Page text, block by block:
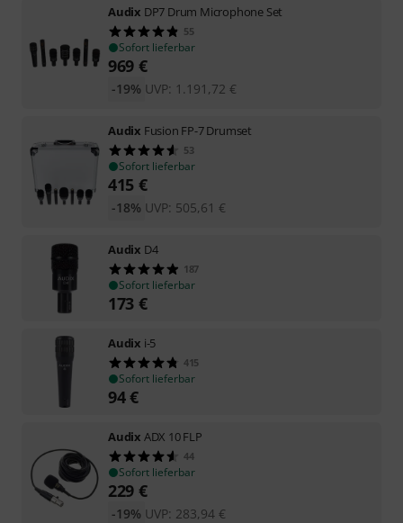
Audix DP7 Drum Microphone Set
55
Sofort lieferbar
969 €
UVP: 1.191,72 €
-19%
Audix Fusion FP-7 Drumset
53
Sofort lieferbar
415 €
UVP: 505,61 €
-18%
Audix D4
187
Sofort lieferbar
173 €
Audix i-5
415
Sofort lieferbar
94€
Audix ADX 10 FLP
44
Sofort lieferbar
229 €
UVP: 283,94 €
-19%